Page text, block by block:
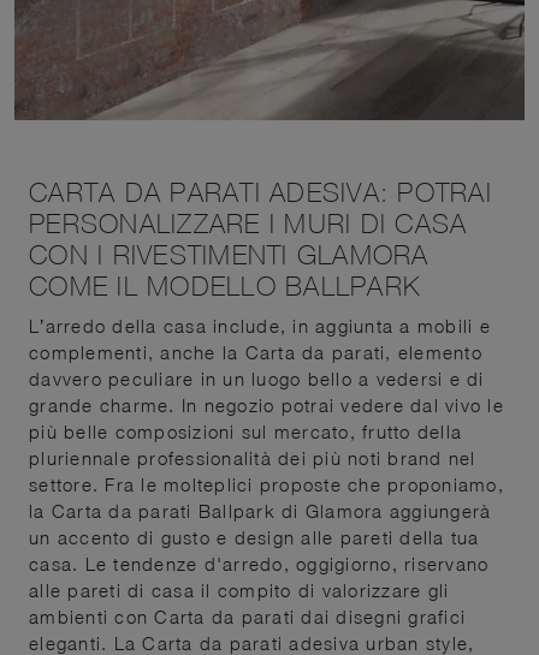
CARTA DA PARATI ADESIVA: POTRAI
PERSONALIZZARE I MURI DI CASA
CON I RIVESTIMENTI GLAMORA
COME IL MODELLO BALLPARK
L’arredo della casa include, in aggiunta a mobili e
complementi, anche la Carta da parati, elemento
davvero peculiare in un luogo bello a vedersi e di
grande charme. In negozio potrai vedere dal vivo le
più belle composizioni sul mercato, frutto della
pluriennale professionalità dei più noti brand nel
settore. Fra le molteplici proposte che proponiamo,
la Carta da parati Ballpark di Glamora aggiungerà
un accento di gusto e design alle pareti della tua
casa. Le tendenze d'arredo, oggigiorno, riservano
alle pareti di casa il compito di valorizzare gli
ambienti con Carta da parati dai disegni grafici
eleganti. La Carta da parati adesiva urban style,